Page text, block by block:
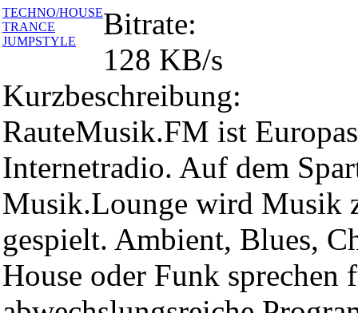
TECHNO/HOUSE
TRANCE
JUMPSTYLE
Bitrate:
128 KB/s
Kurzbeschreibung:
RauteMusik.FM ist
Internetradio. Auf dem
Musik.Lounge wird Musik
gespielt. Ambient, Blues,
House oder Funk sprechen